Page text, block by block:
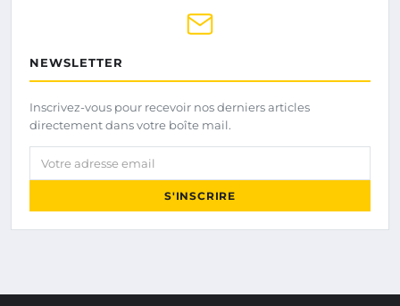
NEWSLETTER
Inscrivez-vous pour recevoir nos derniers articles
directement dans votre boîte mail.
Votre adresse email
S'INSCRIRE